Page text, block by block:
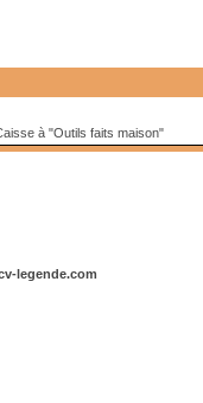
à "Outils faits maison"
legende.com